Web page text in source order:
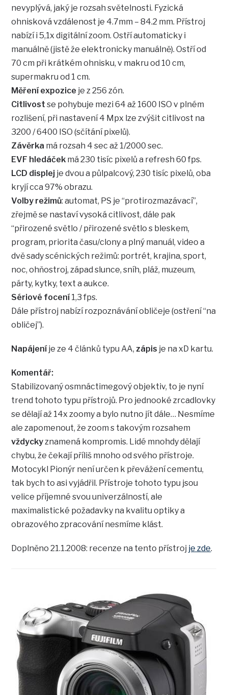
nevyplývá, jaký je rozsah světelnosti. Fyzická
ohnisková vzdálenost je 4.7mm – 84.2 mm. Přístroj
nabízí i 5,1x digitální zoom. Ostří automaticky i
manuálně (jistě že elektronicky manuálně). Ostří od
70 cm při krátkém ohnisku, v makru od 10 cm,
supermakru od 1 cm.
Měření expozice je z 256 zón.
Citlivostse pohybuje mezi 64 až 1600 ISO v plném
rozlišení, při nastavení 4 Mpx lze zvýšit citlivost na
3200 / 6400 ISO (sčítání pixelů).
Závěrka má rozsah 4 sec až 1/2000 sec.
EVF hledáček má 230 tisíc pixelů a refresh 60 fps.
LCD displej je dvou a půlpalcový, 230 tisíc pixelů, oba
kryjí cca 97% obrazu.
Volby režimů: automat, PS je “protirozmazávací”,
zřejmě se nastaví vysoká citlivost, dále pak
“přirozené světlo / přirozené světlo s bleskem,
program, priorita času/clony a plný manuál, video a
dvě sady scénických režimů: portrét, krajina, sport,
noc, ohňostroj, západ slunce, sníh, pláž, muzeum,
párty, kytky, text a aukce.
Sériové focení1,3 fps.
Dále přístroj nabízí rozpoznávání obličeje (ostření “na
obličej”).
Napájeníje ze 4 článků typu AA, zápis je na xD kartu.
Komentář:
Stabilizovaný osmnáctimegový objektiv, to je nyní
trend tohoto typu přístrojů. Pro jednooké zrcadlovky
se dělají až 14x zoomy a bylo nutno jít dále… Nesmíme
ale zapomenout, že zoom s takovým rozsahem
vždyckyznamená kompromis. Lidé mnohdy dělají
chybu, že čekají příliš mnoho od svého přístroje.
Motocykl Pionýr není určen k převážení cementu,
tak bych to asi vyjádřil. Přístroje tohoto typu jsou
velice příjemné svou univerzálností, ale
maximalistické požadavky na kvalitu optiky a
obrazového zpracování nesmíme klást.
Doplněno 21.1.2008: recenze na tento přístroj je zde.